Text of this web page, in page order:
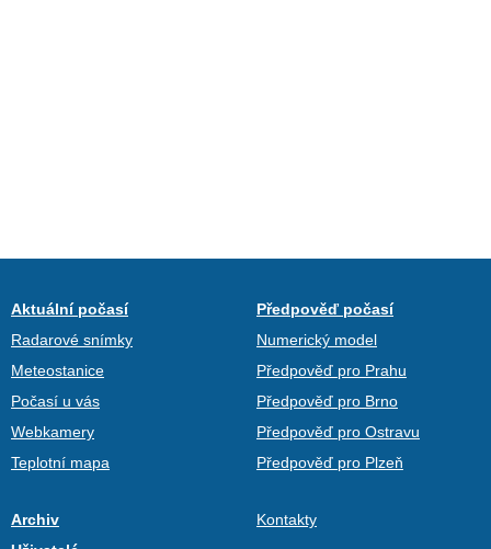
Aktuální počasí
Radarové snímky
Meteostanice
Počasí u vás
Webkamery
Teplotní mapa
Předpověď počasí
Numerický model
Předpověď pro Prahu
Předpověď pro Brno
Předpověď pro Ostravu
Předpověď pro Plzeň
Archiv
Kontakty